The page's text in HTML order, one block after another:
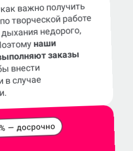
важно получить
творческой работе
недорого,
наши
заказы
внести
в случае